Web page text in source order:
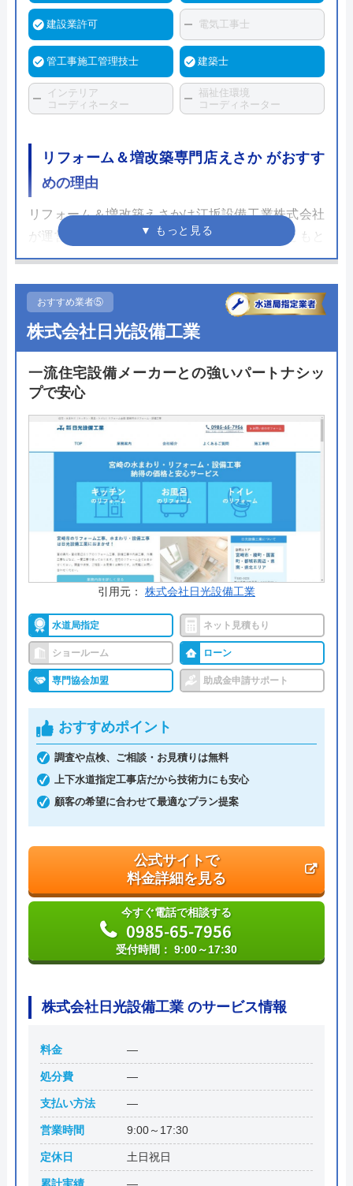
建設業許可 電気工事士
管工事施工管理技士 建築士
インテリア
コーディネーター
福祉住環境
コーディネーター
リフォーム＆増改築専門店えさか がおすす
めの理由
リフォーム＆増改築えさかは江坂設備工業株式会社
が運営する宮崎県のリフォーム会社です。もともと
は水道工事業を営んでいたこともあり、トイレやキ
意とします。エリア最大級の体感型ショールームで
は主要メーカーを中心に展示しており、実際に目で
営業エリアは宮崎市を中心に綾町と国富町にも対
応。問い合わせは電話とフォーム以外にもLINEでも
可能でスピード見積もりや相談ができます。施工事
例がホームページ上で掲載されているのでご確認く
ださい。
公式サイトで
料金詳細を見る
今すぐ電話で相談する
0120-717-051
リフォーム＆増改築専門店えさか の基本情
報
運営会社 江坂設備工業株式会社
代表者 鳥山貴生
創業・設立 昭和44年6月設立
宮崎県宮崎市橘通西5丁目2番33号
おすすめ業者⑤
株式会社日光設備工業
一流住宅設備メーカーとの強いパートナシッ
プで安心
引用元： 株式会社日光設備工業
水道局指定 ネット見積もり
ショールーム ローン
専門協会加盟 助成金申請サポート
おすすめポイント
調査や点検、ご相談・お見積りは無料
上下水道指定工事店だから技術力にも安心
顧客の希望に合わせて最適なプラン提案
公式サイトで
料金詳細を見る
今すぐ電話で相談する
0985-65-7956
受付時間： 9:00～17:30
株式会社日光設備工業 のサービス情報
料金 ―
処分費 ―
支払い方法 ―
営業時間 9:00～17:30
定休日 土日祝日
累計実績 ―